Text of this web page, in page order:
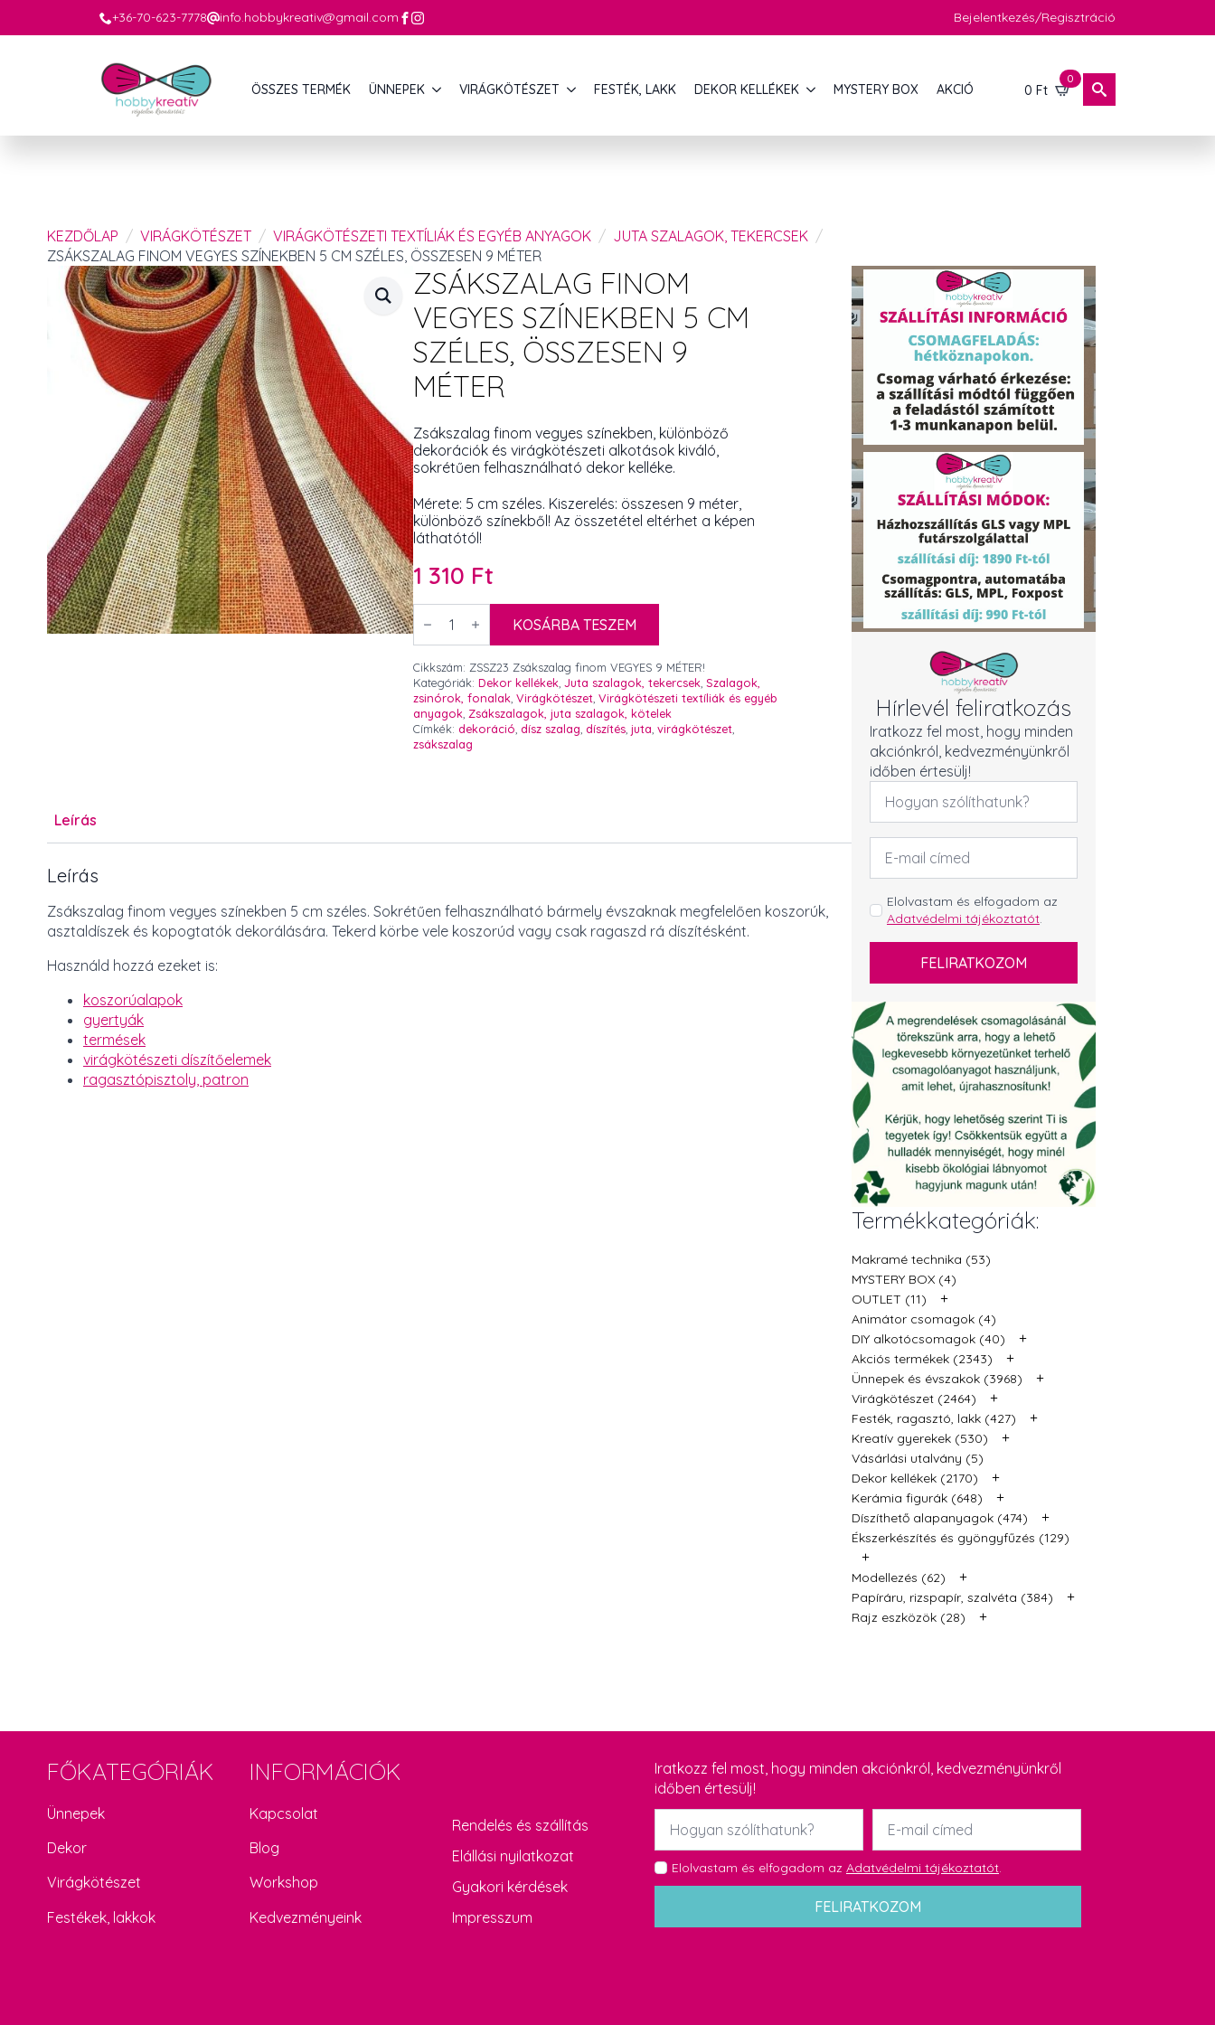
+36-70-623-7778 info.hobbykreativ@gmail.com Bejelentkezés/Regisztráció
ÖSSZES TERMÉK ÜNNEPEK VIRÁGKÖTÉSZET FESTÉK, LAKK DEKOR KELLÉKEK MYSTERY BOX AKCIÓ 0 Ft
0
KEZDŐLAP VIRÁGKÖTÉSZET VIRÁGKÖTÉSZETI TEXTÍLIÁK ÉS EGYÉB ANYAGOK
JUTA SZALAGOK, TEKERCSEK
ZSÁKSZALAG FINOM VEGYES SZÍNEKBEN 5 CM SZÉLES, ÖSSZESEN 9 MÉTER
ZSÁKSZALAG FINOM
VEGYES SZÍNEKBEN 5 CM
SZÉLES, ÖSSZESEN 9
MÉTER
Zsákszalag finom vegyes színekben, különböző
dekorációk és virágkötészeti alkotások kiváló,
sokrétűen felhasználható dekor kelléke.
Mérete: 5 cm széles. Kiszerelés: összesen 9 méter,
különböző színekből! Az összetétel eltérhet a képen
láthatótól!
1 310 Ft
Zsákszalag
finom
vegyes
5
cm
széles,
összesen
9
méter
mennyiség
KOSÁRBA TESZEM
Cikkszám: ZSSZ23 Zsákszalag finom VEGYES 9 MÉTER!
Kategóriák: Dekor kellékek, Juta szalagok, tekercsek, Szalagok,
zsinórok, fonalak, Virágkötészet, Virágkötészeti textíliák és egyéb
anyagok, Zsákszalagok, juta szalagok, kötelek
Címkék: dekoráció, dísz szalag, díszítés, juta, virágkötészet,
zsákszalag
Leírás
Leírás
Zsákszalag finom vegyes színekben 5 cm széles. Sokrétűen felhasználható bármely évszaknak megfelelően koszorúk,
asztaldíszek és kopogtatók dekorálására. Tekerd körbe vele koszorúd vagy csak ragaszd rá díszítésként.
Használd hozzá ezeket is:
koszorúalapok
gyertyák
termések
virágkötészeti díszítőelemek
ragasztópisztoly, patron
Hírlevél feliratkozás
Iratkozz fel most, hogy minden
akciónkról, kedvezményünkről
időben értesülj!
Név
Email
cím
GDPR
*
Elolvastam és elfogadom az
Adatvédelmi tájékoztatót.
FELIRATKOZOM
Termékkategóriák:
Makramé technika (53)
MYSTERY BOX (4)
OUTLET (11)
+
Animátor csomagok (4)
DIY alkotócsomagok (40)
+
Akciós termékek (2343) +
Ünnepek és évszakok (3968) +
Virágkötészet (2464) +
Festék, ragasztó, lakk (427) +
Kreatív gyerekek (530) +
Vásárlási utalvány (5)
Dekor kellékek (2170)
+
Kerámia figurák (648) +
Díszíthető alapanyagok (474) +
Ékszerkészítés és gyöngyfűzés (129)
+
Modellezés (62) +
Papíráru, rizspapír, szalvéta (384) +
Rajz eszközök (28) +
FŐKATEGÓRIÁK
Ünnepek
Dekor
Virágkötészet
Festékek, lakkok
INFORMÁCIÓK
Kapcsolat
Blog
Workshop
Kedvezményeink
Rendelés és szállítás
Elállási nyilatkozat
Gyakori kérdések
Impresszum
Iratkozz fel most, hogy minden akciónkról, kedvezményünkről
időben értesülj!
Név
Email
GDPR
*
Elolvastam és elfogadom az Adatvédelmi tájékoztatót
FELIRATKOZOM